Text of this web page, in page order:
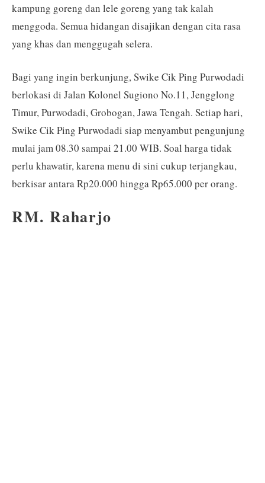
kampung goreng dan lele goreng yang tak kalah
menggoda. Semua hidangan disajikan dengan cita rasa
yang khas dan menggugah selera.
Bagi yang ingin berkunjung, Swike Cik Ping Purwodadi
berlokasi di Jalan Kolonel Sugiono No.11, Jengglong
Timur, Purwodadi, Grobogan, Jawa Tengah. Setiap hari,
Swike Cik Ping Purwodadi siap menyambut pengunjung
mulai jam 08.30 sampai 21.00 WIB. Soal harga tidak
perlu khawatir, karena menu di sini cukup terjangkau,
berkisar antara Rp20.000 hingga Rp65.000 per orang.
RM. Raharjo